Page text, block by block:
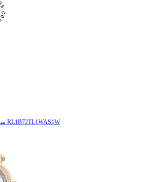
ساعة معصم رومانسون الطراز RL1B72TL1WAS1W